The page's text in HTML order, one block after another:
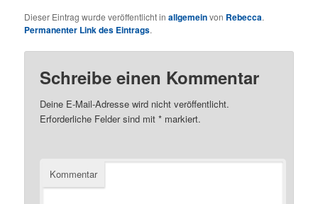
Dieser Eintrag wurde veröffentlicht inallgemeinvon Rebecca.
Permanenter Link des Eintrags.
Schreibe einen Kommentar
Deine E-Mail-Adresse wird nicht veröffentlicht.
Erforderliche Felder sind mit* markiert.
Kommentar